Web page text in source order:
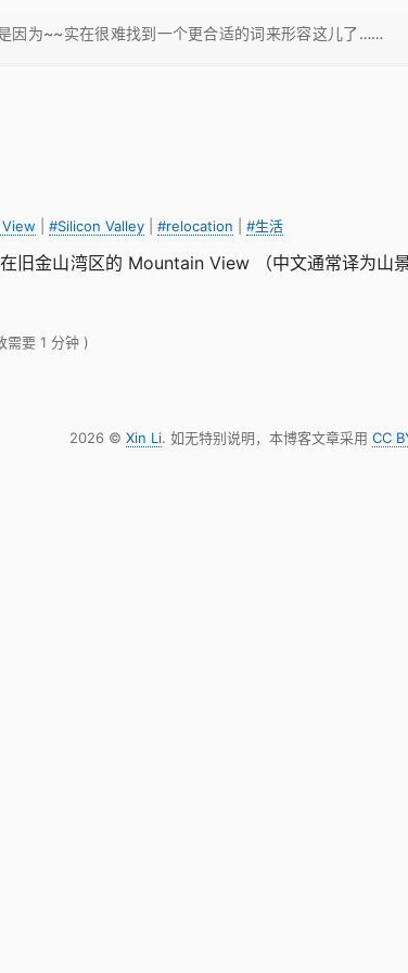
因为~~实在很难找到一个更合适的词来形容这儿了……
#Silicon Valley #relocation #生活
旧金山湾区的 Mountain View （中文通常译为山
需要 1 分钟 )
2026 © Xin Li. 如无特别说明，本博客文章采用 CC